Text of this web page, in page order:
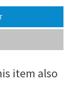
item also